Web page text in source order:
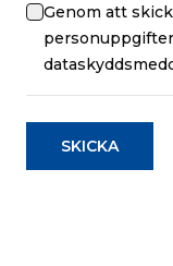
Genom att
SKICKA